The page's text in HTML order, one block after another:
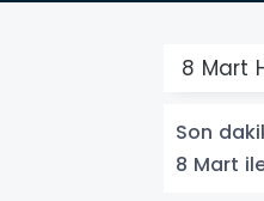
8 Mart
Son
8 Mart